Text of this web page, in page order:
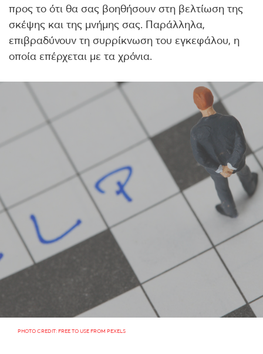
προς το ότι θα σας βοηθήσουν στη βελτίωση της
σκέψης και της μνήμης σας. Παράλληλα,
επιβραδύνουν τη συρρίκνωση του εγκεφάλου, η
οποία επέρχεται με τα χρόνια.
PHOTO CREDIT: FREE TO USE FROM PEXELS